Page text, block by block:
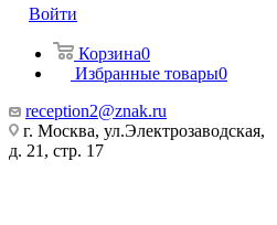
Войти
Корзина0
Избранные товары0
reception2@znak.ru
г. Москва, ул.Электрозаводская,
д. 21, стр. 17